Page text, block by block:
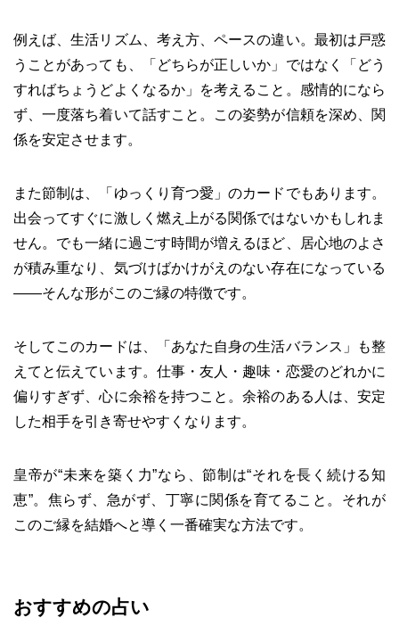
例えば、生活リズム、考え方、ペースの違い。最初は戸惑
うことがあっても、「どちらが正しいか」ではなく「どう
すればちょうどよくなるか」を考えること。感情的になら
ず、一度落ち着いて話すこと。この姿勢が信頼を深め、関
係を安定させます。
また節制は、「ゆっくり育つ愛」のカードでもあります。
出会ってすぐに激しく燃え上がる関係ではないかもしれま
せん。でも一緒に過ごす時間が増えるほど、居心地のよさ
が積み重なり、気づけばかけがえのない存在になっている
——そんな形がこのご縁の特徴です。
そしてこのカードは、「あなた自身の生活バランス」も整
えてと伝えています。仕事・友人・趣味・恋愛のどれかに
偏りすぎず、心に余裕を持つこと。余裕のある人は、安定
した相手を引き寄せやすくなります。
皇帝が“未来を築く力”なら、節制は“それを長く続ける知
恵”。焦らず、急がず、丁寧に関係を育てること。それが
このご縁を結婚へと導く一番確実な方法です。
おすすめの占い